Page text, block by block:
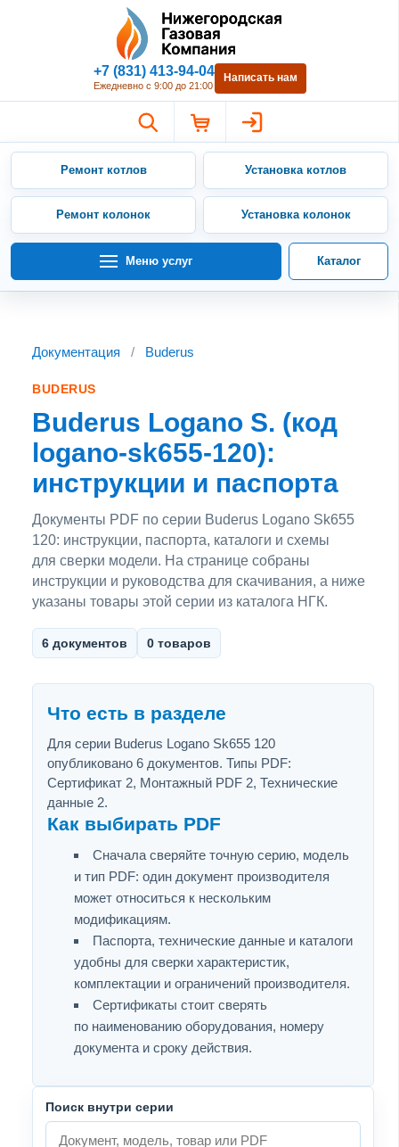
Нижегородская Газовая
+7 (831) 413-94-04
Ежедневно с 9:00 до 21:00
Написать нам
Ремонт котлов Установка котлов
Ремонт колонок Установка колонок
Меню услуг Каталог
Документация / Buderus
BUDERUS
Buderus Logano S. (код
logano-sk655-120):
инструкции и паспорта
Документы PDF по серии Buderus Logano Sk655
120: инструкции, паспорта, каталоги и схемы
для сверки модели. На странице собраны
инструкции и руководства для скачивания, а ниже
указаны товары этой серии из каталога НГК.
6 документов 0 товаров
Что есть в разделе
Для серии Buderus Logano Sk655 120
опубликовано 6 документов. Типы PDF:
Сертификат 2, Монтажный PDF 2, Технические
данные 2.
Как выбирать PDF
Сначала сверяйте точную серию, модель
и тип PDF: один документ производителя
может относиться к нескольким
модификациям.
Паспорта, технические данные и каталоги
удобны для сверки характеристик,
комплектации и ограничений производителя.
Сертификаты стоит сверять
по наименованию оборудования, номеру
документа и сроку действия.
Поиск внутри серии